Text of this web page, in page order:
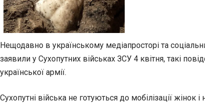
Нещодавно в українському медіапросторі та
заявили у Сухопутних військах ЗСУ 4 квітня, такі
української армії.
Сухопутні війська не готуються до мобілізації